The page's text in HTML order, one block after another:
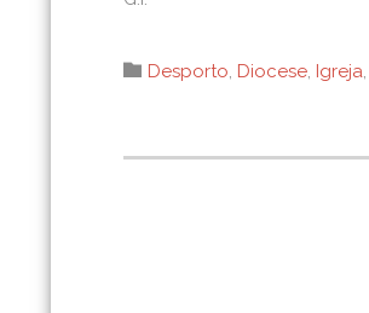
 Category
Desporto, Diocese, Igreja,